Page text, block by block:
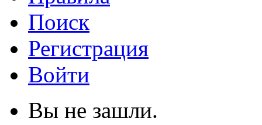
Поиск
Регистрация
Войти
Вы не зашли.